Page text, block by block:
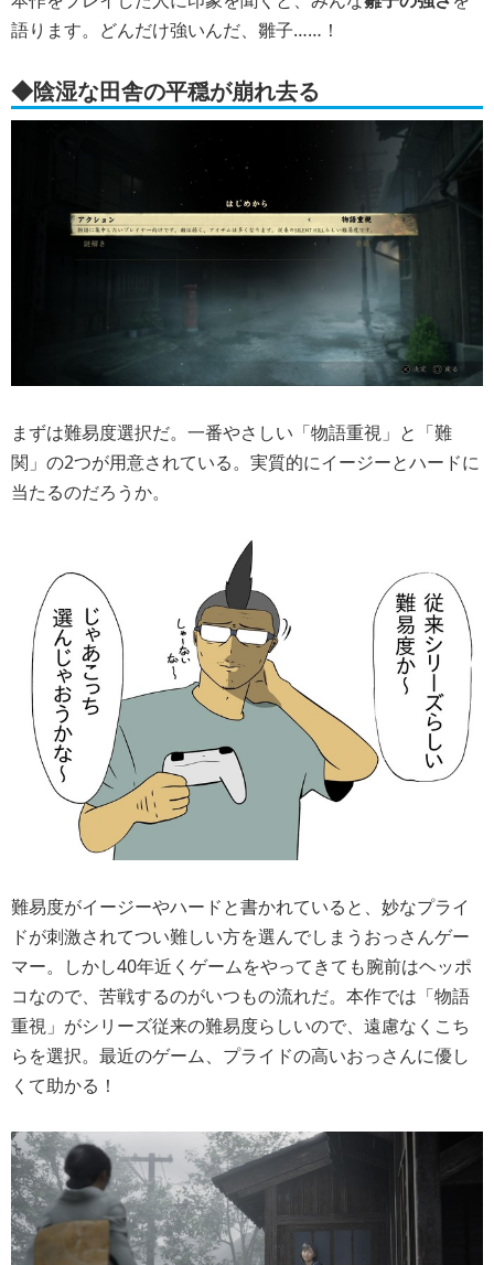
語ります。どんだけ強いんだ、雛子……！
◆陰湿な田舎の平穏が崩れ去る
まずは難易度選択だ。一番やさしい「物語重視」と「難
関」の2つが用意されている。実質的にイージーとハードに
当たるのだろうか。
難易度がイージーやハードと書かれていると、妙なプライ
ドが刺激されてつい難しい方を選んでしまうおっさんゲー
マー。しかし40年近くゲームをやってきても腕前はヘッポ
コなので、苦戦するのがいつもの流れだ。本作では「物語
重視」がシリーズ従来の難易度らしいので、遠慮なくこち
らを選択。最近のゲーム、プライドの高いおっさんに優し
くて助かる！